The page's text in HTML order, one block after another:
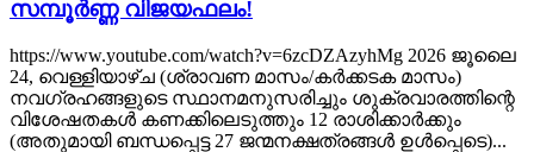
സമ്പൂർണ്ണ വിജയഫലം!
https://www.youtube.com/watch?v=6zcDZAzyhMg 2026 ജൂലൈ
24, വെള്ളിയാഴ്ച (ശ്രാവണ മാസം/കർക്കടക മാസം)
നവഗ്രഹങ്ങളുടെ സ്ഥാനമനുസരിച്ചും ശുക്രവാരത്തിന്റെ
വിശേഷതകൾ കണക്കിലെടുത്തും 12 രാശിക്കാർക്കും
(അതുമായി ബന്ധപ്പെട്ട 27 ജന്മനക്ഷത്രങ്ങൾ ഉൾപ്പെടെ)...